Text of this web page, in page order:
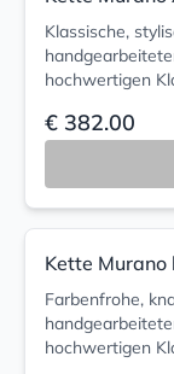
Klassische,
hochwertigen
€ 382.00
Kette Murano
Farbenfrohe,
hochwertigen